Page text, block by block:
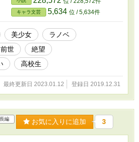
ヨム、小説家になろうにも掲載していま
キャラ文芸 5,634 位 / 5,634件
美少女
ラノベ
前世
絶望
高校生
最終更新日 2023.01.12 登録日 2019.12.31
長編 お気に入りに追加 3